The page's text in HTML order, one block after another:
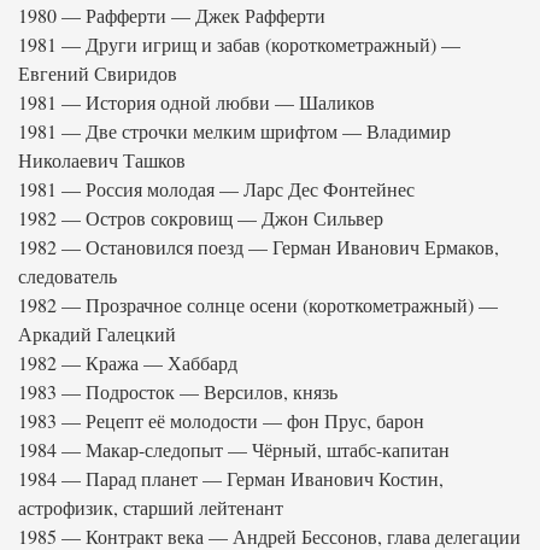
1980 — Рафферти — Джек Рафферти
1981 — Други игрищ и забав (короткометражный) —
Евгений Свиридов
1981 — История одной любви — Шаликов
1981 — Две строчки мелким шрифтом — Владимир
Николаевич Ташков
1981 — Россия молодая — Ларс Дес Фонтейнес
1982 — Остров сокровищ — Джон Сильвер
1982 — Остановился поезд — Герман Иванович Ермаков,
следователь
1982 — Прозрачное солнце осени (короткометражный) —
Аркадий Галецкий
1982 — Кража — Хаббард
1983 — Подросток — Версилов, князь
1983 — Рецепт её молодости — фон Прус, барон
1984 — Макар-следопыт — Чёрный, штабс-капитан
1984 — Парад планет — Герман Иванович Костин,
астрофизик, старший лейтенант
1985 — Контракт века — Андрей Бессонов, глава делегации